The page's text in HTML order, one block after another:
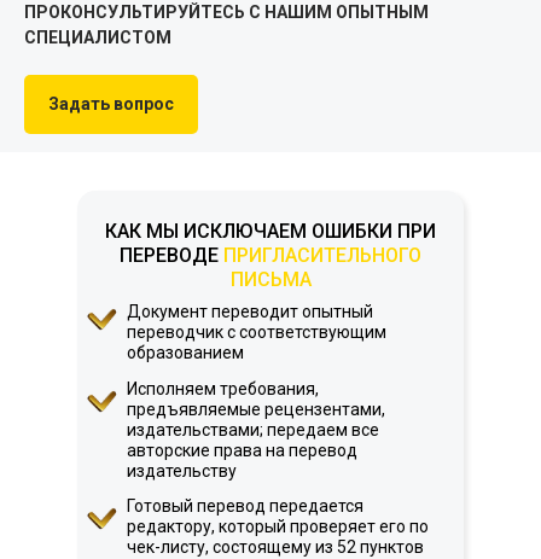
ПРОКОНСУЛЬТИРУЙТЕСЬ С НАШИМ ОПЫТНЫМ
СПЕЦИАЛИСТОМ
Задать вопрос
КАК МЫ ИСКЛЮЧАЕМ ОШИБКИ ПРИ
ПЕРЕВОДЕ ПРИГЛАСИТЕЛЬНОГО
ПИСЬМА
Документ переводит опытный
переводчик с соответствующим
образованием
Исполняем требования,
предъявляемые рецензентами,
издательствами; передаем все
авторские права на перевод
издательству
Готовый перевод передается
редактору, который проверяет его по
чек-листу, состоящему из 52 пунктов